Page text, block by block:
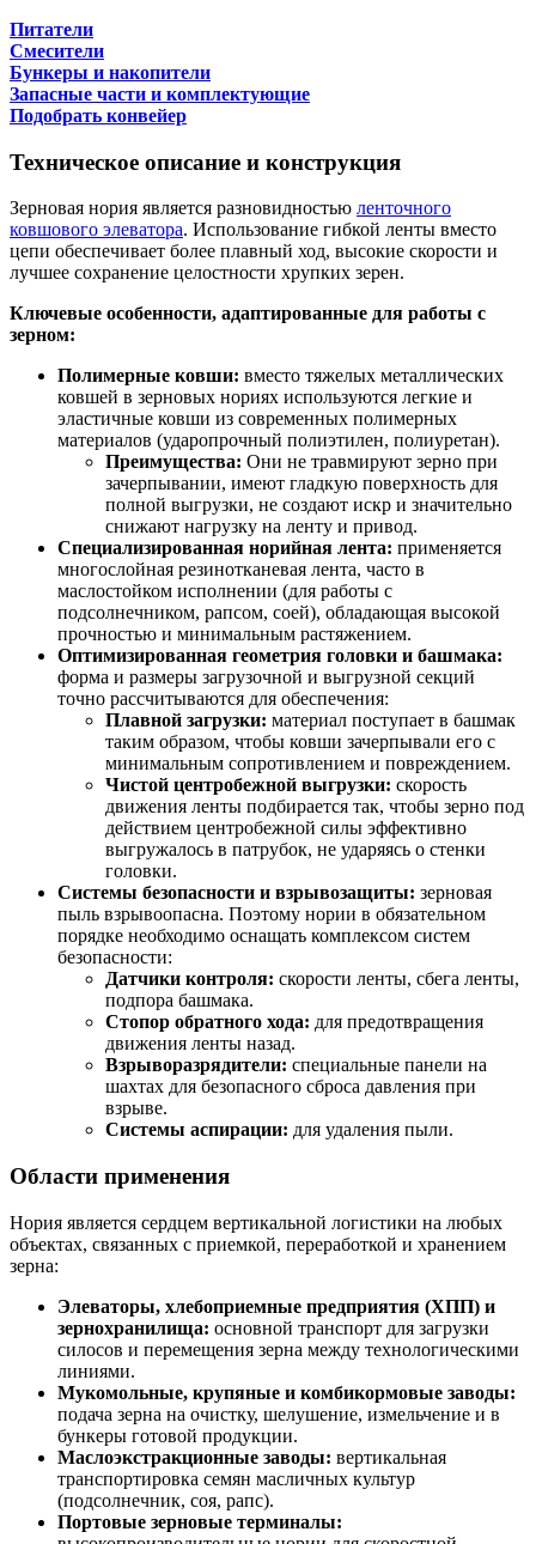
Питатели
Смесители
Бункеры и накопители
Запасные части и комплектующие
Подобрать конвейер
Техническое описание и конструкция
Зерновая нория является разновидностью ленточного
ковшового элеватора. Использование гибкой ленты вместо
цепи обеспечивает более плавный ход, высокие скорости и
лучшее сохранение целостности хрупких зерен.
Ключевые особенности, адаптированные для работы с
зерном:
Полимерные ковши: вместо тяжелых металлических
ковшей в зерновых нориях используются легкие и
эластичные ковши из современных полимерных
материалов (ударопрочный полиэтилен, полиуретан).
Преимущества: Они не травмируют зерно при
зачерпывании, имеют гладкую поверхность для
полной выгрузки, не создают искр и значительно
снижают нагрузку на ленту и привод.
Специализированная норийная лента: применяется
многослойная резинотканевая лента, часто в
маслостойком исполнении (для работы с
подсолнечником, рапсом, соей), обладающая высокой
прочностью и минимальным растяжением.
Оптимизированная геометрия головки и башмака:
форма и размеры загрузочной и выгрузной секций
точно рассчитываются для обеспечения:
Плавной загрузки: материал поступает в башмак
таким образом, чтобы ковши зачерпывали его с
минимальным сопротивлением и повреждением.
Чистой центробежной выгрузки: скорость
движения ленты подбирается так, чтобы зерно под
действием центробежной силы эффективно
выгружалось в патрубок, не ударяясь о стенки
головки.
Системы безопасности и взрывозащиты: зерновая
пыль взрывоопасна. Поэтому нории в обязательном
порядке необходимо оснащать комплексом систем
безопасности:
Датчики контроля: скорости ленты, сбега ленты,
подпора башмака.
Стопор обратного хода: для предотвращения
движения ленты назад.
Взрыворазрядители: специальные панели на
шахтах для безопасного сброса давления при
взрыве.
Системы аспирации: для удаления пыли.
Области применения
Нория является сердцем вертикальной логистики на любых
объектах, связанных с приемкой, переработкой и хранением
зерна:
Элеваторы, хлебоприемные предприятия (ХПП) и
зернохранилища: основной транспорт для загрузки
силосов и перемещения зерна между технологическими
линиями.
Мукомольные, крупяные и комбикормовые заводы:
подача зерна на очистку, шелушение, измельчение и в
бункеры готовой продукции.
Маслоэкстракционные заводы: вертикальная
транспортировка семян масличных культур
(подсолнечник, соя, рапс).
Портовые зерновые терминалы: